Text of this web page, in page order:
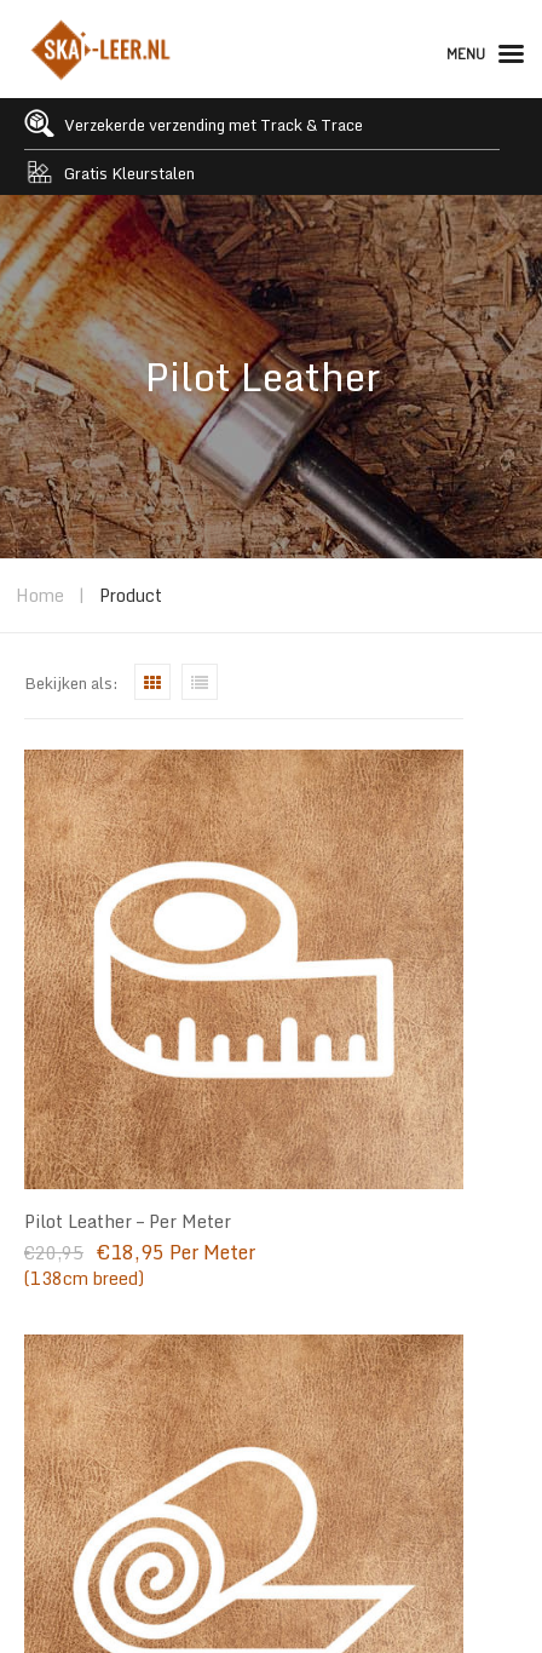
Verzekerde verzending met Track & Trace
Gratis Kleurstalen
Pilot Leather
Home | Product
Bekijken als:
Pilot Leather – Per Meter
€20,95 Oorspronkelijke
prijs
€18,95 Huidige
Per Meter
(138cm breed)
MENU